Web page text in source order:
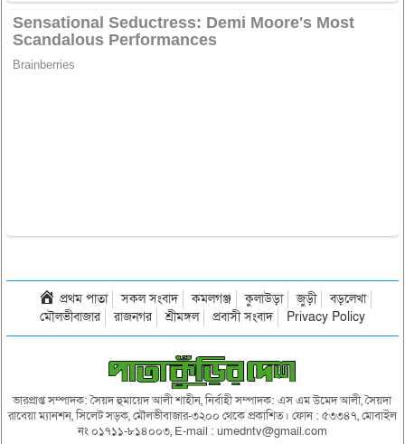
প্রথম পাতা সকল সংবাদ কমলগঞ্জ কুলাউড়া জুড়ী
বড়লেখা
মৌলভীবাজার
রাজনগর শ্রীমঙ্গল প্রবাসী সংবাদ Privacy Policy
ভারপ্রাপ্ত সম্পাদক: সৈয়দ হুমায়েদ আলী শাহীন, নির্বাহী সম্পাদক: এস এম উমেদ আলী, সৈয়দা
রাবেয়া ম্যানশন, সিলেট সড়ক, মৌলভীবাজার-৩২০০ থেকে প্রকাশিত। ফোন : ৫৩৩৪৭, মোবাইল
নং ০১৭১১-৮১৪০০৩, E-mail : umedntv@gmail.com